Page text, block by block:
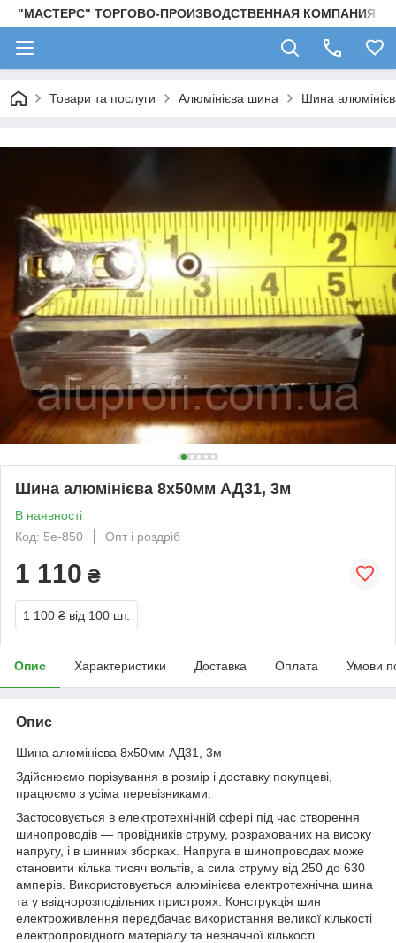
"МАСТЕРС" ТОРГОВО-ПРОИЗВОДСТВЕННАЯ КОМПАНИЯ
Товари та послуги Алюмінієва шина Шина
Шина алюмінієва 8х50мм АД31, 3м
В наявності
Код: 5е-850
Опт і роздріб
1 110 ₴
1 100 ₴ від 100 шт.
Опис Характеристики Доставка Оплата Умови
Опис
Шина алюмінієва 8х50мм АД31, 3м
Здійснюємо порізування в розмір і доставку покупцеві,
працюємо з усіма перевізниками.
Застосовується в електротехнічній сфері під час створення
шинопроводів — провідників струму, розрахованих на високу
напругу, і в шинних зборках. Напруга в шинопроводах може
становити кілька тисяч вольтів, а сила струму від 250 до 630
амперів. Використовується алюмінієва електротехнічна шина
та у ввіднорозподільних пристроях. Конструкція шин
електроживлення передбачає використання великої кількості
електропровідного матеріалу та незначної кількості